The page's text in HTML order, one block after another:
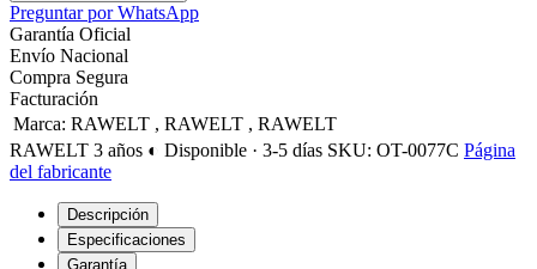
Preguntar por WhatsApp
Garantía Oficial
Envío Nacional
Compra Segura
Facturación
Marca: RAWELT , RAWELT , RAWELT
RAWELT 3 años ◐ Disponible · 3-5 días SKU: OT-0077C Página
del fabricante
Descripción
Especificaciones
Garantía